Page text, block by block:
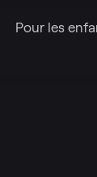
Pour les